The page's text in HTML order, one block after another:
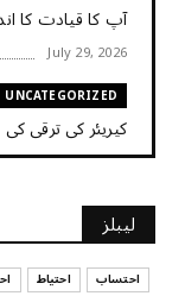
آپ کا قیادت کا
July 29, 2026
UNCATEGORIZED
کیریئر کی ترقی
July 29, 2026
UNCATEGORIZED
کیا آپ اپنے باس
July 29, 2026
لیبلز
احتساب احتیاط